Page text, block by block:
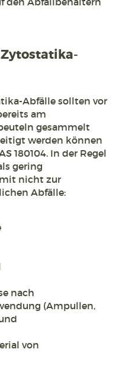
Abfälle sollten vor
am
gesammelt
werden können
180104. In der Regel
gering
nicht zur
Abfälle:
nach
(Ampullen,
von